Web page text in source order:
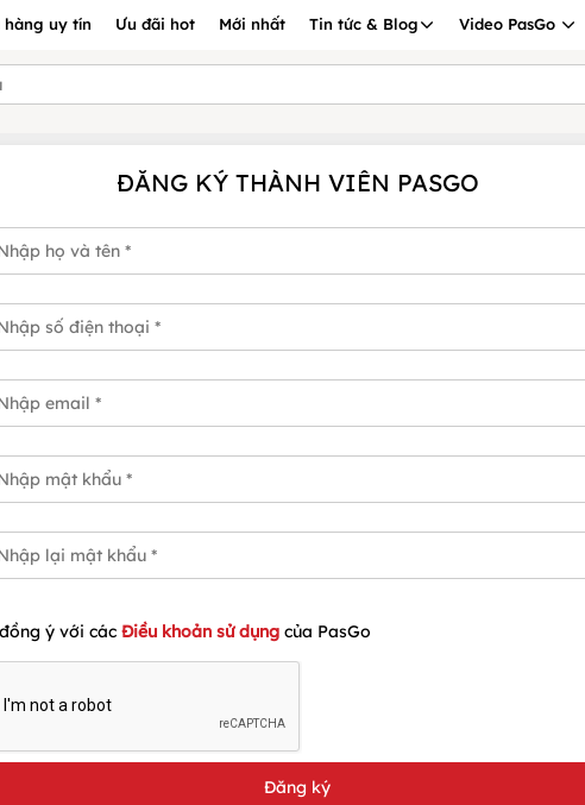
hàng uy tín Ưu đãi hot Mới nhất Tin tức & Blog Video PasGo
ĐĂNG KÝ THÀNH VIÊN PASGO
ý với các Điều khoản sử dụng của PasGo